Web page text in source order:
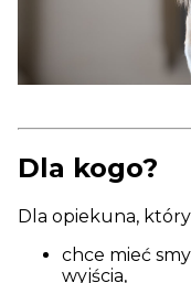
Dla kogo?
Dla opiekuna,
chce mieć
wyjścia,